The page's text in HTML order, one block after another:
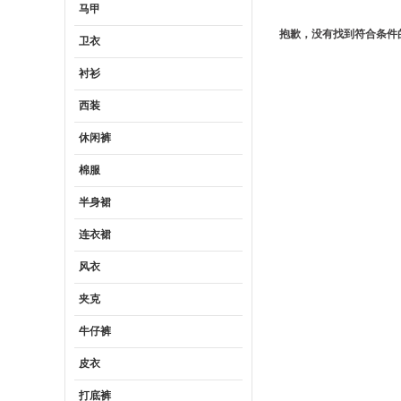
抱歉，没有找到符合条件
马甲
卫衣
衬衫
西装
休闲裤
棉服
半身裙
连衣裙
风衣
夹克
牛仔裤
皮衣
打底裤